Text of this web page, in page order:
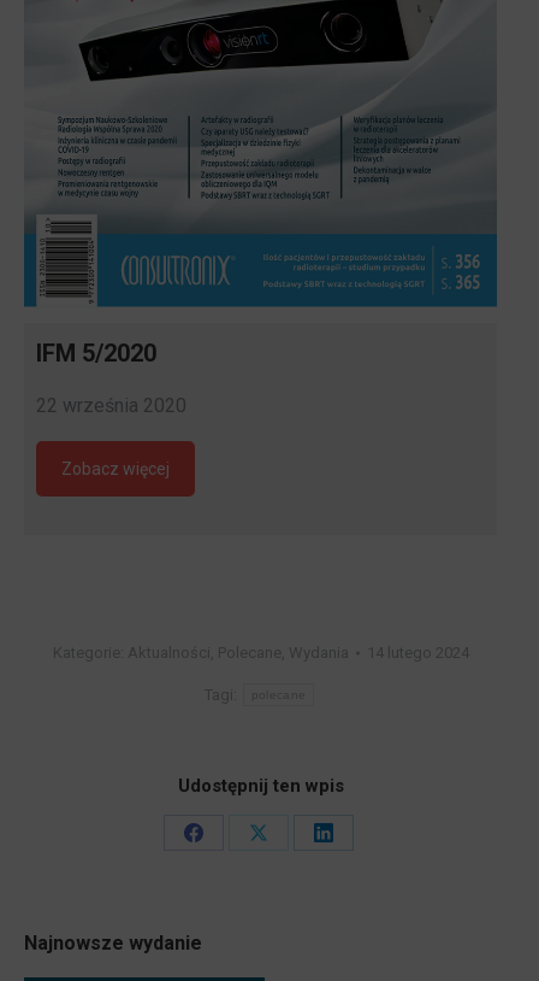
IFM 5/2020
22 września 2020
Zobacz więcej
Kategorie: Aktualności, Polecane, Wydania 14 lutego 2024
Tagi:
Udostępnij ten wpis
Share
Share
Share
Najnowsze wydanie